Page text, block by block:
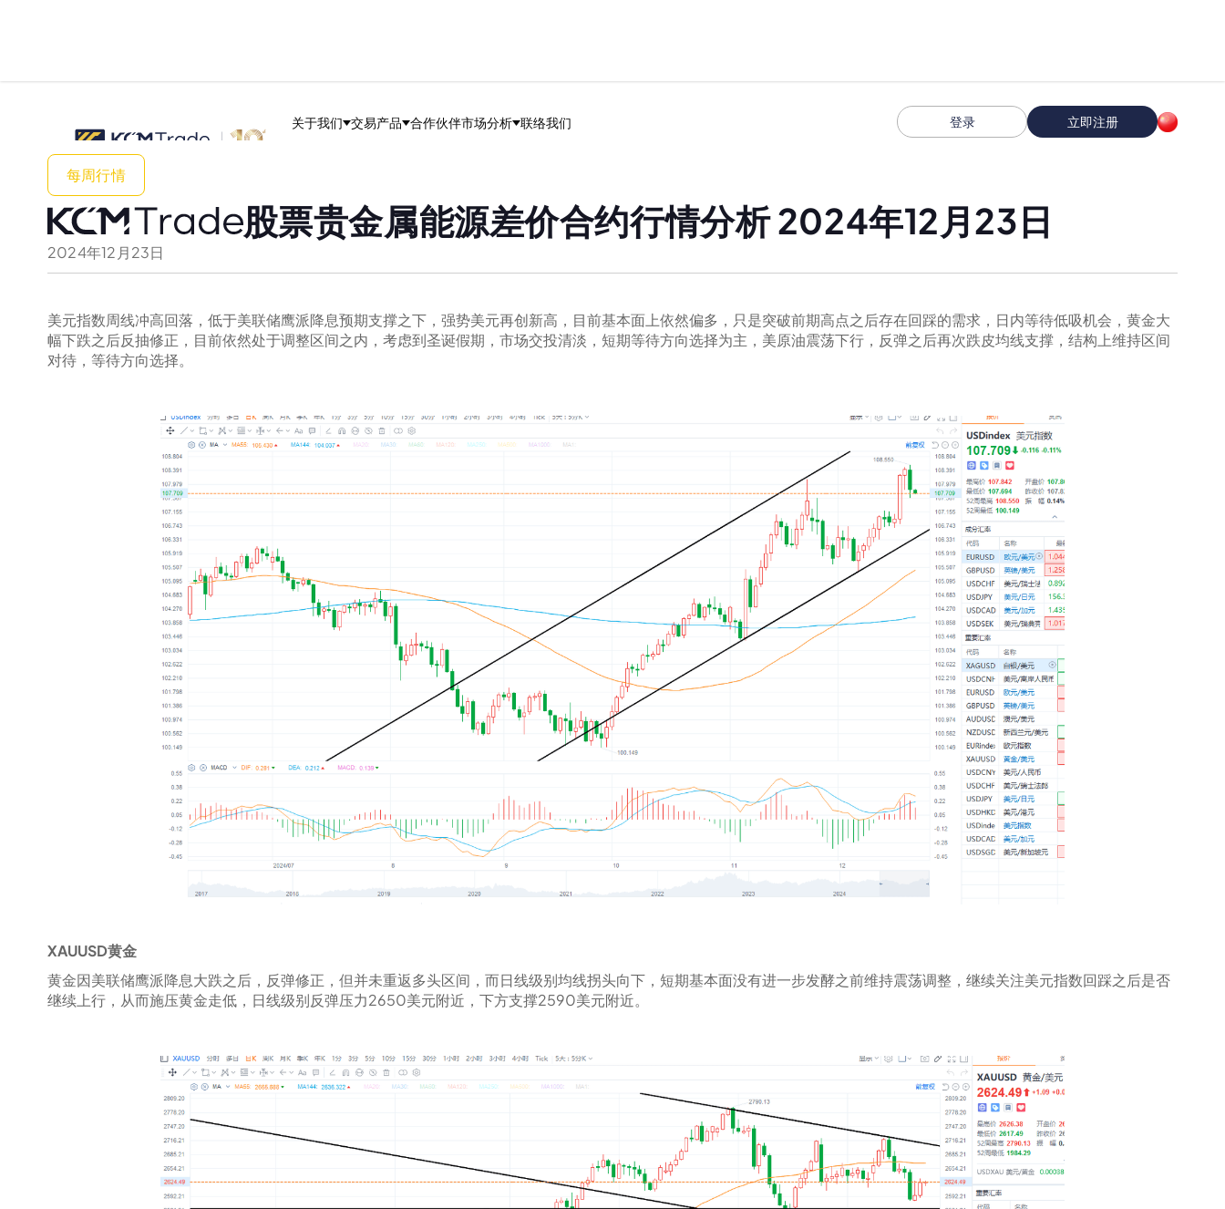
关于我们 交易产品 合作伙伴市场分析 联络我们 登录 立即注册
每周行情
股票贵金属能源差价合约行情分析 2024年12月23日
2024年12 月23日
美元指数周线冲高回落，低于美联储鹰派降息预期支撑之下，强势美元再创新高，目前基本面上依然偏多，只是突破前期高点之后存在回踩的需求，日内等待低吸机会，黄金大
幅下跌之后反抽修正，目前依然处于调整区间之内，考虑到圣诞假期，市场交投清淡，短期等待方向选择为主，美原油震荡下行，反弹之后再次跌皮均线支撑，结构上维持区间
对待，等待方向选择。
XAUUSD黄金
黄金因美联储鹰派降息大跌之后，反弹修正，但并未重返多头区间，而日线级别均线拐头向下，短期基本面没有进一步发酵之前维持震荡调整，继续关注美元指数回踩之后是否
继续上行，从而施压黄金走低，日线级别反弹压力2650美元附近，下方支撑2590美元附近。